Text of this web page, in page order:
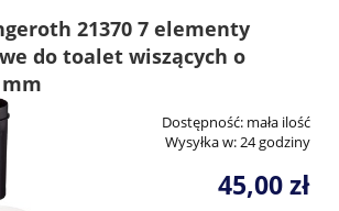
21370 7 elementy
do toalet wiszących o
Dostępność: mała ilość
Wysyłka w: 24 godziny
45,00 zł